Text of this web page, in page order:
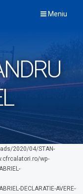
Meniu
2020/04/STAN-
wp-
DECLARATIE-AVERE-